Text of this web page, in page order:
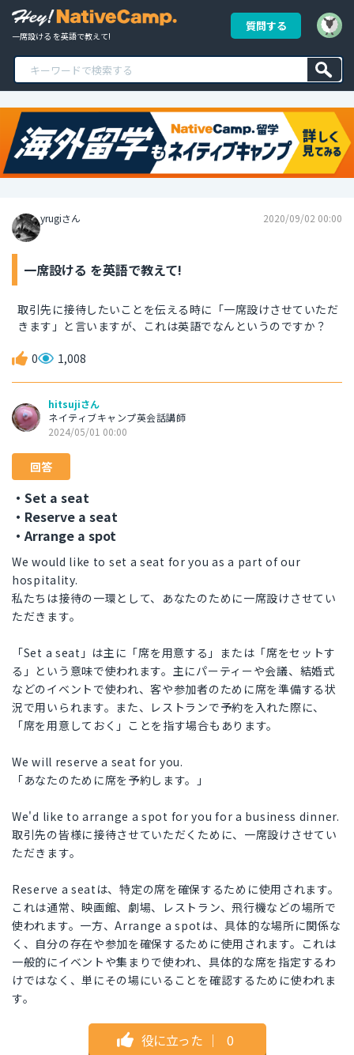
一席設ける を英語で教えて!
質問する
yrugiさん 2020/09/02 00:00
一席設ける を英語で教えて!
取引先に接待したいことを伝える時に「一席設けさせていただ
きます」と言いますが、これは英語でなんというのですか？
0 1,008
hitsujiさん
ネイティブキャンプ英会話講師
2024/05/01 00:00
回答
・Set a seat
・Reserve a seat
・Arrange a spot
We would like to set a seat for you as a part of our
hospitality.
私たちは接待の一環として、あなたのために一席設けさせてい
ただきます。
「Set a seat」は主に「席を用意する」または「席をセットす
る」という意味で使われます。主にパーティーや会議、結婚式
などのイベントで使われ、客や参加者のために席を準備する状
況で用いられます。また、レストランで予約を入れた際に、
「席を用意しておく」ことを指す場合もあります。
We will reserve a seat for you.
「あなたのために席を予約します。」
We'd like to arrange a spot for you for a business dinner.
取引先の皆様に接待させていただくために、一席設けさせてい
ただきます。
Reserve a seatは、特定の席を確保するために使用されます。
これは通常、映画館、劇場、レストラン、飛行機などの場所で
使われます。一方、Arrange a spotは、具体的な場所に関係な
く、自分の存在や参加を確保するために使用されます。これは
一般的にイベントや集まりで使われ、具体的な席を指定するわ
けではなく、単にその場にいることを確認するために使われま
す。
役に立った ｜ 0